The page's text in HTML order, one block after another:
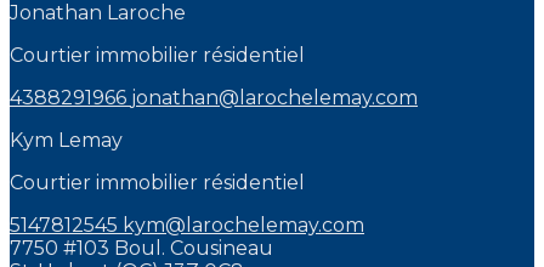
Jonathan Laroche
Courtier immobilier résidentiel
4388291966 jonathan@larochelemay.com
Kym Lemay
Courtier immobilier résidentiel
5147812545 kym@larochelemay.com
7750 #103 Boul. Cousineau